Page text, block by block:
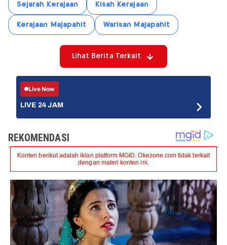
Sejarah Kerajaan Kisah Kerajaan
Kerajaan Majapahit Warisan Majapahit
Lihat Berita Terkait
Live Now
LIVE 24 JAM